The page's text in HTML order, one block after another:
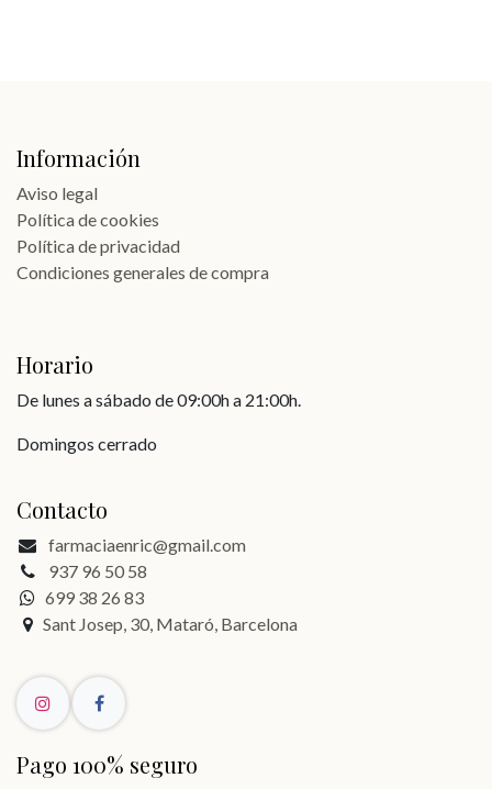
Información
Aviso legal
Política de cookies
Política de privacidad
Condiciones generales de compra
Horario
De lunes a sábado de 09:00h a 21:00h.
Domingos cerrado
Contacto
farmaciaenric@gmail.com
937 96 50 58
699 38 26 83
Sant Josep, 30, Mataró, Barcelona
Pago 100% seguro